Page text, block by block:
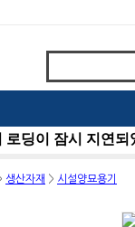
생산자재 > 시설양묘용기